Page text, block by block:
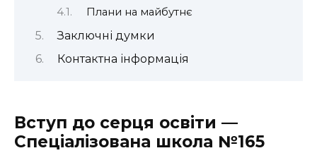
Плани на майбутнє
Заключні думки
Контактна інформація
Вступ до серця освіти —
Спеціалізована школа №165